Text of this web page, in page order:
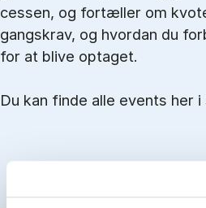
ces­sen, og for­tæl­ler om
gangs­krav, og hvordan du
for at blive optaget.
Du kan finde alle events her